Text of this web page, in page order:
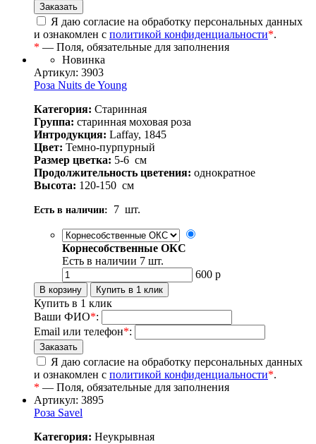
Я даю согласие на обработку персональных данных
и ознакомлен с политикой конфиденциальности*.
* — Поля, обязательные для заполнения
Новинка
Артикул: 3903
Роза Nuits de Young
Категория: Старинная
Группа: старинная моховая роза
Интродукция: Laffay, 1845
Цвет: Темно-пурпурный
Размер цветка: 5-6 см
Продолжительность цветения: однократное
Высота: 120-150 см
Есть в наличии: 7 шт.
Корнесобственные ОКС
Есть в наличии 7 шт.
600 р
Купить в 1 клик
Ваши ФИО*:
Email или телефон*:
Я даю согласие на обработку персональных данных
и ознакомлен с политикой конфиденциальности*.
* — Поля, обязательные для заполнения
Артикул: 3895
Роза Savel
Категория: Неукрывная